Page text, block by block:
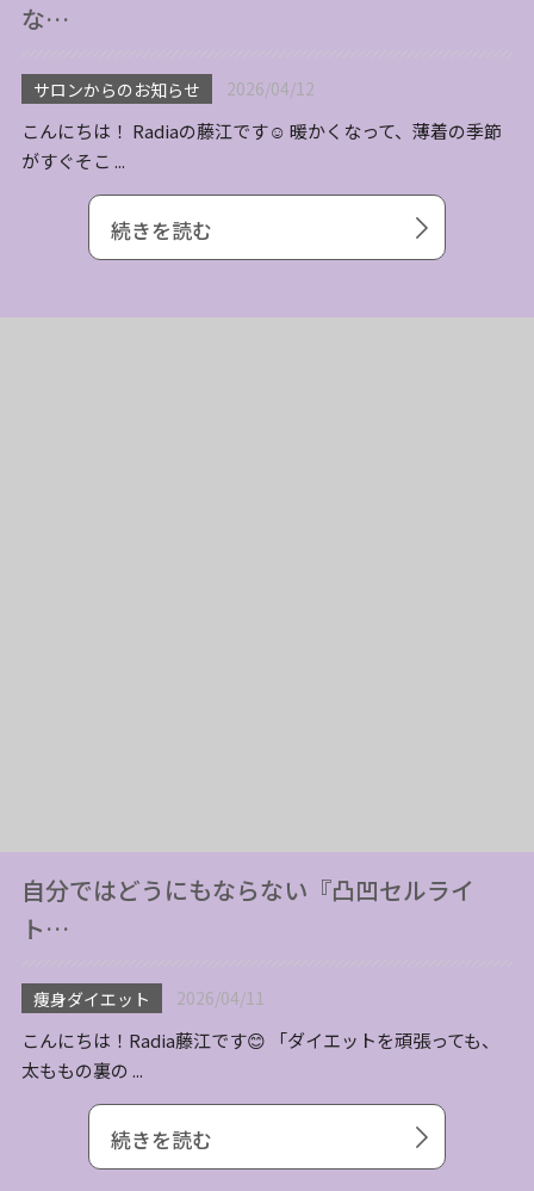
な…
サロンからのお知らせ 2026/04/12
こんにちは！ Radiaの藤江です☺ 暖かくなって、薄着の季節
がすぐそこ ...
続きを読む
自分ではどうにもならない『凸凹セルライ
ト…
痩身ダイエット 2026/04/11
こんにちは！Radia藤江です😊 「ダイエットを頑張っても、
太ももの裏の ...
続きを読む